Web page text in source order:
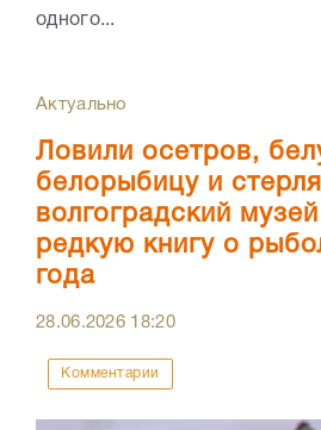
одного...
Актуально
Ловили осетров,
белорыбицу и
волгоградский
редкую книгу о
года
28.06.2026 18:20
Комментарии